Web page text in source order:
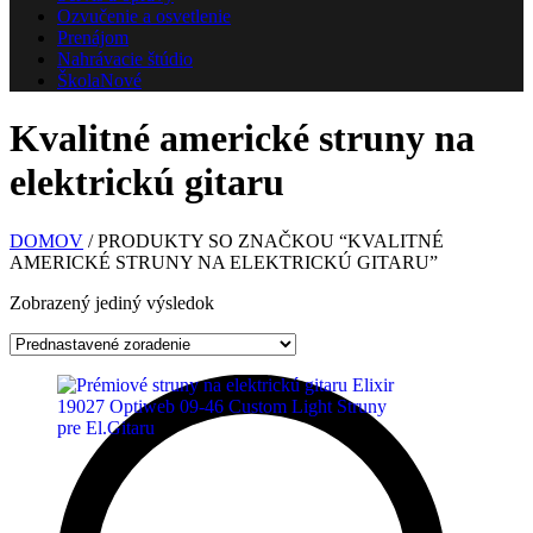
Ozvučenie a osvetlenie
Prenájom
Nahrávacie štúdio
ŠkolaNové
Kvalitné americké struny na
elektrickú gitaru
DOMOV / PRODUKTY SO ZNAČKOU “KVALITNÉ
AMERICKÉ STRUNY NA ELEKTRICKÚ GITARU”
Zobrazený jediný výsledok